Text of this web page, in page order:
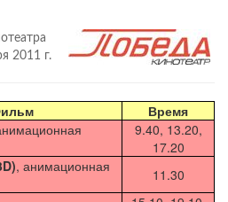
2011 г.
Время
9.40, 13.20,
17.20
, анимационная
11.30